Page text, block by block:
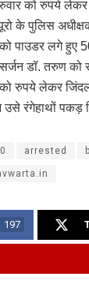
को रुपये
के पुलिस
को पाउडर लगे
सर्जन डॉ. तरुण को
रुपये लेकर जिंदल
उसे रंगेहाथों पकड़
arrested
197